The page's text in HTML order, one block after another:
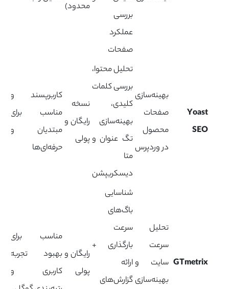
بررسی
عملکرد
صفحات
محدود)
Yoast
SEO
بهینه‌سازی
صفحات
محصول
در وردپرس
تحلیل محتوا،
بررسی کلمات
کلیدی،
بهینه‌سازی
تگ عنوان و
متا
دیسکریپشن
نسخه
رایگان و
پولی
کاربرپسند و
مناسب برای
مبتدیان و
حرفه‌ای‌ها
GTmetrix
تحلیل
سرعت
سایت و
بهینه‌سازی
شناسایی
باگ‌های
سرعت
بارگذاری +
ارائه
گزارش‌های
رایگان و
پولی
مناسب برای
بهبود تجربه
کاربری و